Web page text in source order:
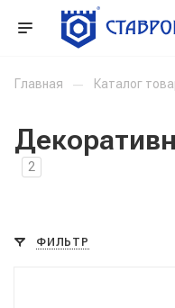
Главная — Каталог
2
ФИЛЬТР